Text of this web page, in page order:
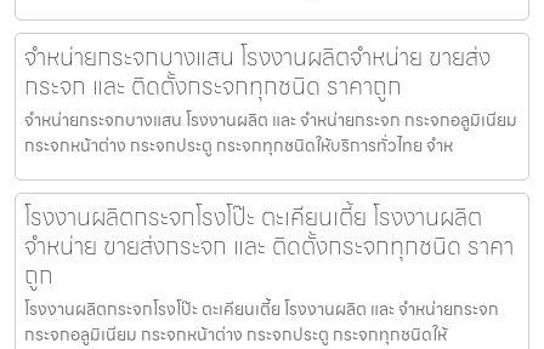
จำหน่ายกระจกบางแสน โรงงานผลิตจำหน่าย ขายส่ง
กระจก และ ติดตั้งกระจกทุกชนิด ราคาถูก
จำหน่ายกระจกบางแสน โรงงานผลิต และ จำหน่ายกระจก กระจกอลูมิเนียม
กระจกหน้าต่าง กระจกประตู กระจกทุกชนิดให้บริการทั่วไทย จำห
โรงงานผลิตกระจกโรงโป๊ะ ตะเคียนเตี้ย โรงงานผลิต
จำหน่าย ขายส่งกระจก และ ติดตั้งกระจกทุกชนิด ราคา
ถูก
โรงงานผลิตกระจกโรงโป๊ะ ตะเคียนเตี้ย โรงงานผลิต และ จำหน่ายกระจก
กระจกอลูมิเนียม กระจกหน้าต่าง กระจกประตู กระจกทุกชนิดให้